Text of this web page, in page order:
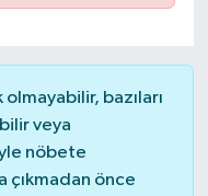
bazıları
veya
nöbete
çıkmadan önce